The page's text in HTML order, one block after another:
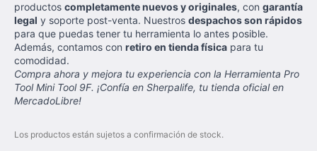
productos completamente nuevos y originales, con garantía
legal y soporte post-venta. Nuestros despachos son rápidos
para que puedas tener tu herramienta lo antes posible.
Además, contamos con retiro en tienda física para tu
comodidad.
Compra ahora y mejora tu experiencia con la Herramienta Pro
Tool Mini Tool 9F. ¡Confía en Sherpalife, tu tienda oficial en
MercadoLibre!
Los productos están sujetos a confirmación de stock.